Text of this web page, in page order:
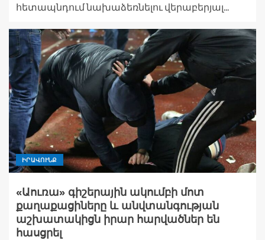
հետապնդում նախաձեռնելու վերաբերյալ...
ԻՐԱՎՈՒՆՔ
«Աուռա» գիշերային ակումբի մոտ
քաղաքացիները և անվտանգության
աշխատակիցն իրար հարվածներ են
հասցրել